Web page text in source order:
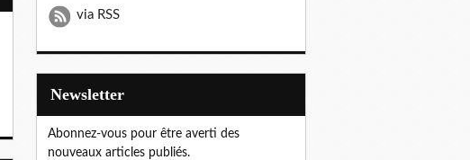
via RSS
Newsletter
Abonnez-vous pour être averti des
nouveaux articles publiés.